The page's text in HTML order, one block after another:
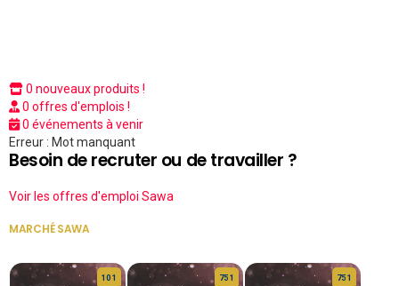
0 nouveaux produits !
0 offres d'emplois !
0 événements à venir
Erreur : Mot manquant
Besoin de recruter ou de travailler ?
Voir les offres d'emploi Sawa
MARCHÉ SAWA
10 1 75 1 75 1